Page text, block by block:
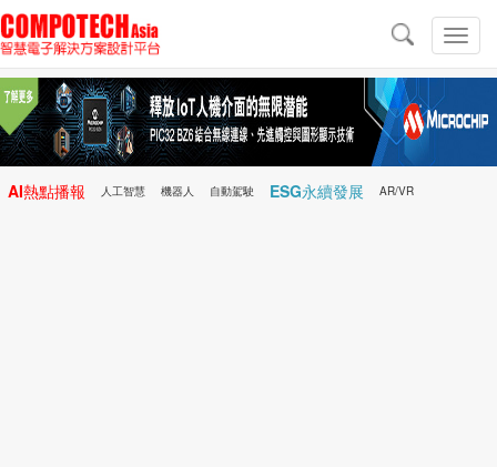
切
換
導
導
航
AI熱點播報 人工智慧 機器人 自動駕駛 ESG永續發展 AR/VR